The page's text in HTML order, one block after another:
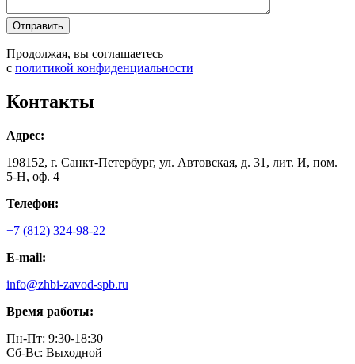
Продолжая, вы соглашаетесь
с политикой конфиденциальности
Контакты
Адрес:
198152, г. Санкт-Петербург, ул. Автовская, д. 31, лит. И, пом.
5-Н, оф. 4
Телефон:
+7 (812) 324-98-22
E-mail:
info@zhbi-zavod-spb.ru
Время работы:
Пн-Пт: 9:30-18:30
Cб-Вс: Выходной